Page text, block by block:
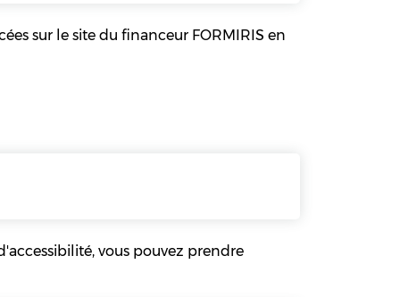
sur le site du financeur FORMIRIS en
vous pouvez prendre